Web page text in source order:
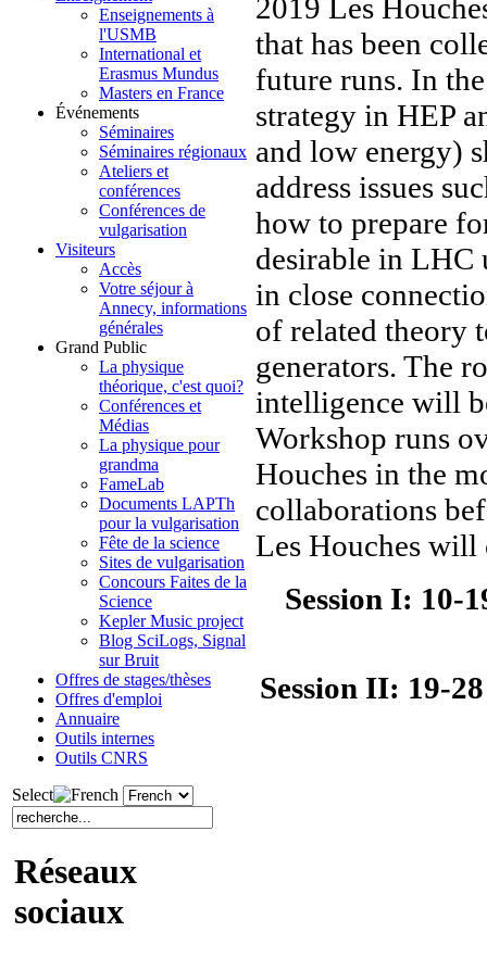
Enseignements à
l'USMB
International et
Erasmus Mundus
Masters en France
Événements
Séminaires
Séminaires régionaux
Ateliers et
conférences
Conférences de
vulgarisation
Visiteurs
Accès
Votre séjour à
Annecy, informations
générales
Grand Public
La physique
théorique, c'est quoi?
Conférences et
Médias
La physique pour
grandma
FameLab
Documents LAPTh
pour la vulgarisation
Fête de la science
Sites de vulgarisation
Concours Faites de la
Science
Kepler Music project
Blog SciLogs, Signal
sur Bruit
Offres de stages/thèses
Offres d'emploi
Annuaire
Outils internes
Outils CNRS
Select
Réseaux
sociaux
2019 Les
that has been
future runs. In
strategy in HEP
and low energy)
address issues
how to prepare
desirable in LHC
in close
of related theory
generators. The
intelligence will
Workshop runs
Houches in the
collaborations
Les Houches
Session I: 10-
Session II: 19-